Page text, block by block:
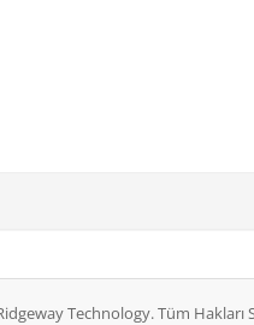
Technology. Tüm Hakları